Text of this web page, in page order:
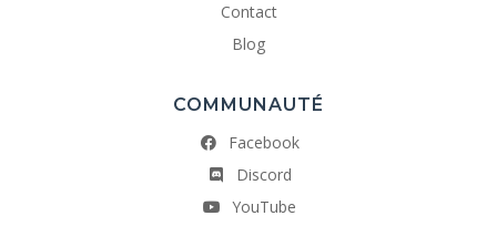
Contact
Blog
COMMUNAUTÉ
Facebook
Discord
YouTube